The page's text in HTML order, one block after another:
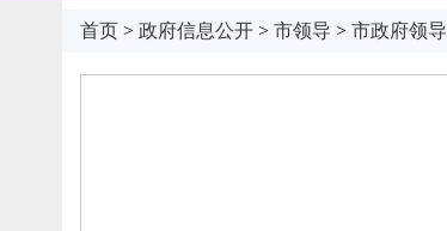
首页> 政府信息公开> 市领导 > 市政府领导